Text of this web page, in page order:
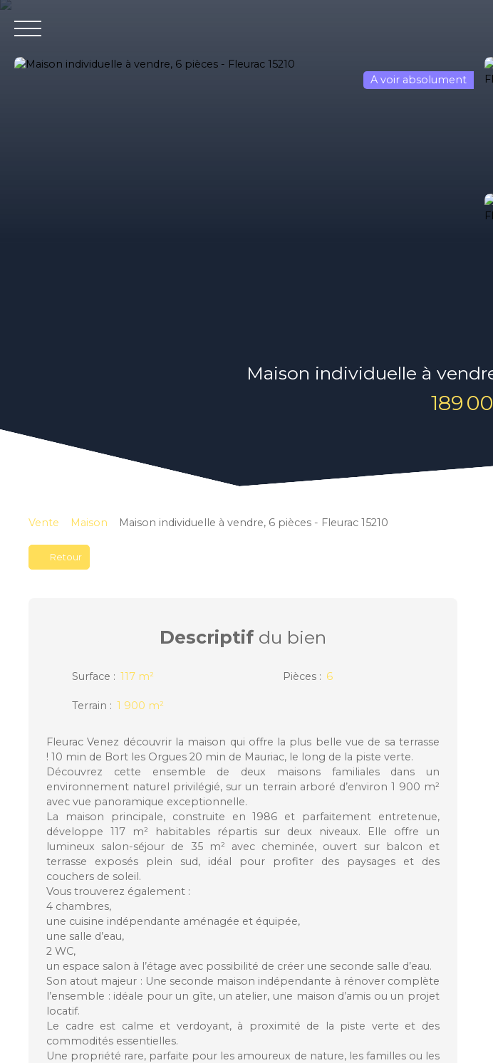
A voir absolument
Maison individuelle à
189
Vente Maison Maison individuelle à vendre, 6 pièces - Fleurac 15210
Retour
Descriptifdu bien
Surface : 117 m² Pièces : 6
Terrain : 1 900 m²
Fleurac Venez découvrir la maison qui offre la plus belle vue de sa terrasse
! 10 min de Bort les Orgues 20 min de Mauriac, le long de la piste verte.
Découvrez cette ensemble de deux maisons familiales dans un
environnement naturel privilégié, sur un terrain arboré d’environ 1 900 m²
avec vue panoramique exceptionnelle.
La maison principale, construite en 1986 et parfaitement entretenue,
développe 117 m² habitables répartis sur deux niveaux. Elle offre un
lumineux salon-séjour de 35 m² avec cheminée, ouvert sur balcon et
terrasse exposés plein sud, idéal pour profiter des paysages et des
couchers de soleil.
Vous trouverez également :
4 chambres,
une cuisine indépendante aménagée et équipée,
une salle d’eau,
2 WC,
un espace salon à l’étage avec possibilité de créer une seconde salle d’eau.
Son atout majeur : Une seconde maison indépendante à rénover complète
l’ensemble : idéale pour un gîte, un atelier, une maison d’amis ou un projet
locatif.
Le cadre est calme et verdoyant, à proximité de la piste verte et des
commodités essentielles.
Une propriété rare, parfaite pour les amoureux de nature, les familles ou les